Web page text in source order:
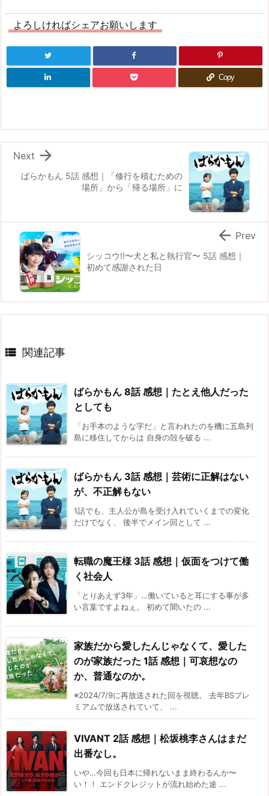
よろしければシェアお願いします
Copy
ばらかもん 5話 感想｜「修行を積むための
場所」から「帰る場所」に

Next
シッコウ!!〜犬と私と執行官〜 5話 感想｜
初めて感謝された日
 Prev
 関連記事
ばらかもん 8話 感想｜たとえ他人だった
としても
「お手本のような字だ」と言われたのを機に五島列
島に移住してからは 自身の殻を破る ...
ばらかもん 3話 感想｜芸術に正解はない
が、不正解もない
1話でも、主人公が島を受け入れていくまでの変化
だけでなく、 後半でメイン回として ...
転職の魔王様 3話 感想｜仮面をつけて働
く社会人
「とりあえず3年」…働いていると耳にする事が多
い言葉ですよねぇ。 初めて聞いたの ...
家族だから愛したんじゃなくて、愛した
のが家族だった 1話 感想｜可哀想なの
か、普通なのか。
※2024/7/9に再放送された回を視聴。 去年BSプレ
ミアムで放送されていて、 ...
VIVANT 2話 感想｜松坂桃李さんはまだ
出番なし。
いや…今回も日本に帰れないまま終わるんか〜
い！！ エンドクレジットが流れ始めた途 ...